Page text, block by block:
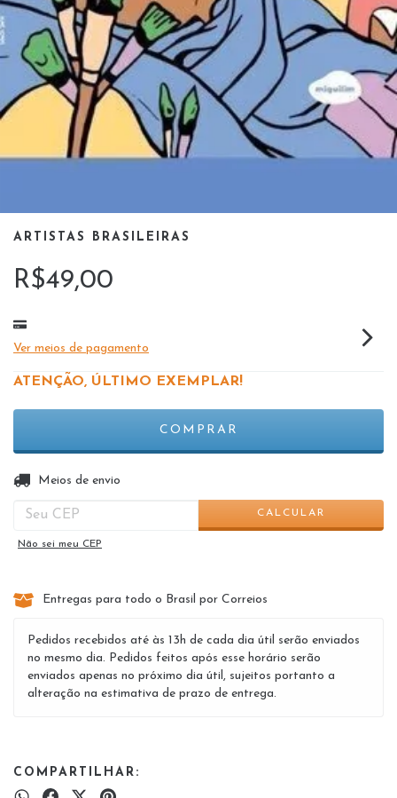
ARTISTAS BRASILEIRAS
R$49,00
Ver meios de pagamento
ATENÇÃO, ÚLTIMO EXEMPLAR!
Entregas para o CEP:
Meios de envio
CALCULAR
Não sei meu CEP
Entregas para todo o Brasil por Correios
Pedidos recebidos até às 13h de cada dia útil serão enviados
no mesmo dia. Pedidos feitos após esse horário serão
enviados apenas no próximo dia útil, sujeitos portanto a
alteração na estimativa de prazo de entrega.
COMPARTILHAR: